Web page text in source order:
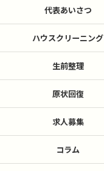
代表あいさつ
ハウスクリーニング
生前整理
原状回復
求人募集
コラム